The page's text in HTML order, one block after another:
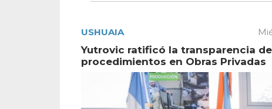
USHUAIA
Yutrovic ratificó la transparencia
procedimientos en Obras Privadas